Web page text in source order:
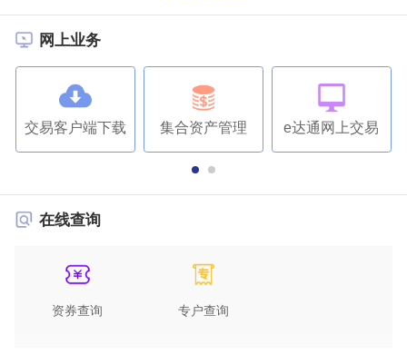
网上业务
交易客户端下载 集合资产管理 e达通网上交易
在线查询
资券查询 专户查询